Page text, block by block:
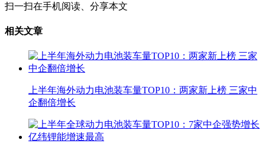
扫一扫在手机阅读、分享本文
相关文章
上半年海外动力电池装车量TOP10：两家新上榜 三家中
企翻倍增长